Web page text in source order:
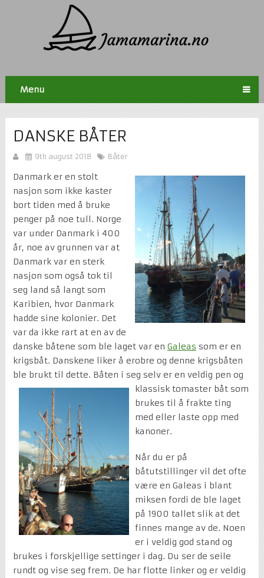
Menu
DANSKE BÅTER
9th august 2018 Båter
Danmark er en stolt
nasjon som ikke kaster
bort tiden med å bruke
penger på noe tull. Norge
var under Danmark i 400
år, noe av grunnen var at
Danmark var en sterk
nasjon som også tok til
seg land så langt som
Karibien, hvor Danmark
hadde sine kolonier. Det
var da ikke rart at en av de
danske båtene som ble laget var en Galeas som er en
krigsbåt. Danskene liker å erobre og denne krigsbåten
ble brukt til dette. Båten i seg selv er en veldig pen og
klassisk tomaster båt som
brukes til å frakte ting
med eller laste opp med
kanoner.
Når du er på
båtutstillinger vil det ofte
være en Galeas i blant
miksen fordi de ble laget
på 1900 tallet slik at det
finnes mange av de. Noen
er i veldig god stand og
brukes i forskjellige settinger i dag. Du ser de seile
rundt og vise seg frem. De har flotte linker og er veldig